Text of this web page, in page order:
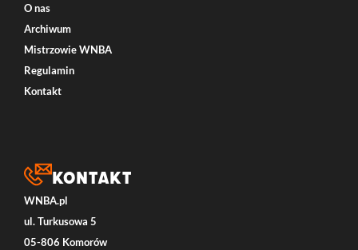
O nas
Archiwum
Mistrzowie WNBA
Regulamin
Kontakt
Kontakt
WNBA.pl
ul. Turkusowa 5
05-806 Komorów